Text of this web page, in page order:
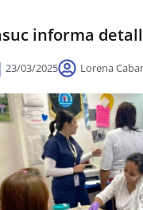
informa
23/03/2025 Lorena